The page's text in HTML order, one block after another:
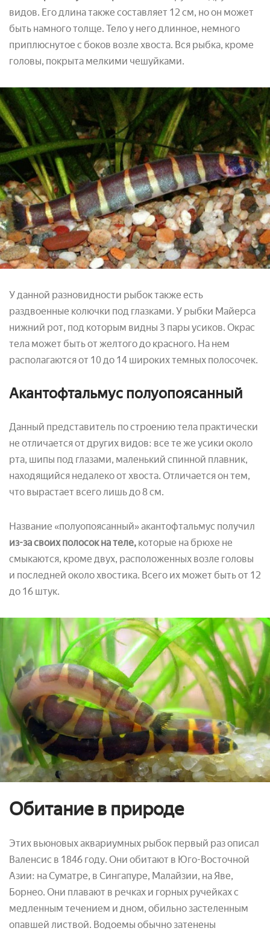
видов. Его длина также составляет 12 см, но он может
быть намного толще. Тело у него длинное, немного
приплюснутое с боков возле хвоста. Вся рыбка, кроме
головы, покрыта мелкими чешуйками.
У данной разновидности рыбок также есть
раздвоенные колючки под глазками. У рыбки Майерса
нижний рот, под которым видны 3 пары усиков. Окрас
тела может быть от желтого до красного. На нем
располагаются от 10 до 14 широких темных полосочек.
Акантофтальмус полуопоясанный
Данный представитель по строению тела практически
не отличается от других видов: все те же усики около
рта, шипы под глазами, маленький спинной плавник,
находящийся недалеко от хвоста. Отличается он тем,
что вырастает всего лишь до 8 см.
Название «полуопоясанный» акантофтальмус получил
из-за своих полосок на теле, которые на брюхе не
смыкаются, кроме двух, расположенных возле головы
и последней около хвостика. Всего их может быть от 12
до 16 штук.
Обитание в природе
Этих вьюновых аквариумных рыбок первый раз описал
Валенсис в 1846 году. Они обитают в Юго-Восточной
Азии: на Суматре, в Сингапуре, Малайзии, на Яве,
Борнео. Они плавают в речках и горных ручейках с
медленным течением и дном, обильно застеленным
опавшей листвой. Водоемы обычно затенены